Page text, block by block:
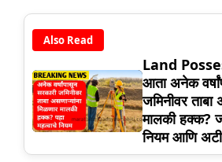
Also Read
Land
आता अनेक
जमिनीवर ताबा
मालकी हक्क?
नियम आणि अटी